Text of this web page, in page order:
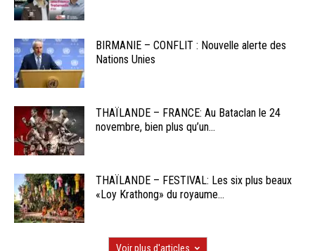
BIRMANIE – CONFLIT : Nouvelle alerte des
Nations Unies
THAÏLANDE – FRANCE: Au Bataclan le 24
novembre, bien plus qu’un...
THAÏLANDE – FESTIVAL: Les six plus beaux
«Loy Krathong» du royaume...
Voir plus d'articles